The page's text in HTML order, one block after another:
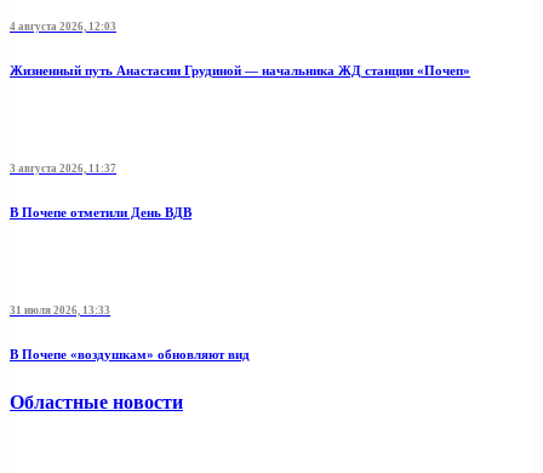
4 августа 2026, 12:03
Жизненный путь Анастасии Грудиной — начальника ЖД станции «Почеп»
3 августа 2026, 11:37
В Почепе отметили День ВДВ
31 июля 2026, 13:33
В Почепе «воздушкам» обновляют вид
Областные новости